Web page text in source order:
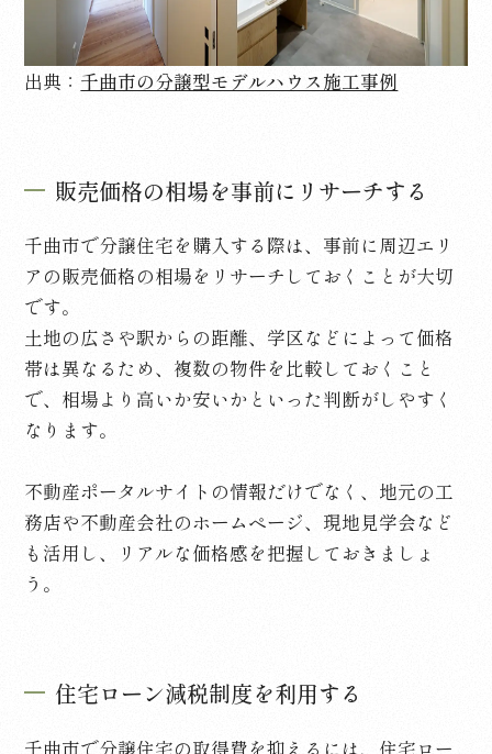
出典： 千曲市の分譲型モデルハウス施工事例
販売価格の相場を事前にリサーチする
千曲市で分譲住宅を購入する際は、事前に周辺エリ
アの販売価格の相場をリサーチしておくことが大切
です。
土地の広さや駅からの距離、学区などによって価格
帯は異なるため、複数の物件を比較しておくこと
で、相場より高いか安いかといった判断がしやすく
なります。
不動産ポータルサイトの情報だけでなく、地元の工
務店や不動産会社のホームページ、現地見学会など
も活用し、リアルな価格感を把握しておきましょ
う。
住宅ローン減税制度を利用する
千曲市で分譲住宅の取得費を抑えるには、住宅ロー